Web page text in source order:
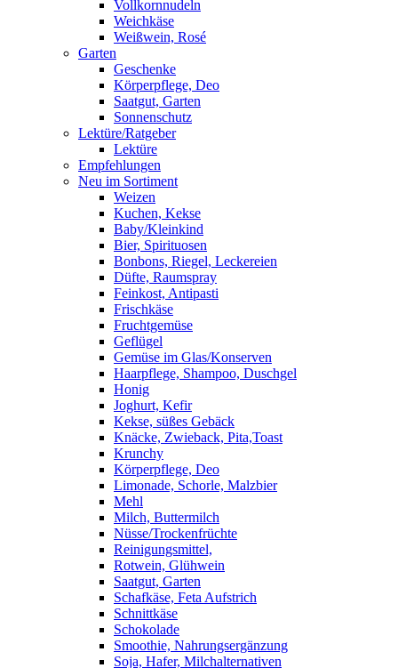
Vollkornnudeln
Weichkäse
Weißwein, Rosé
Garten
Geschenke
Körperpflege, Deo
Saatgut, Garten
Sonnenschutz
Lektüre/Ratgeber
Lektüre
Empfehlungen
Neu im Sortiment
Weizen
Kuchen, Kekse
Baby/Kleinkind
Bier, Spirituosen
Bonbons, Riegel, Leckereien
Düfte, Raumspray
Feinkost, Antipasti
Frischkäse
Fruchtgemüse
Geflügel
Gemüse im Glas/Konserven
Haarpflege, Shampoo, Duschgel
Honig
Joghurt, Kefir
Kekse, süßes Gebäck
Knäcke, Zwieback, Pita,Toast
Krunchy
Körperpflege, Deo
Limonade, Schorle, Malzbier
Mehl
Milch, Buttermilch
Nüsse/Trockenfrüchte
Reinigungsmittel,
Rotwein, Glühwein
Saatgut, Garten
Schafkäse, Feta Aufstrich
Schnittkäse
Schokolade
Smoothie, Nahrungsergänzung
Soja, Hafer, Milchalternativen